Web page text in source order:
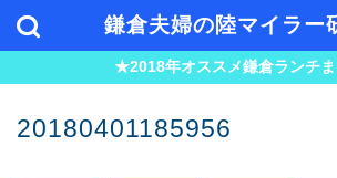
鎌倉夫婦の陸マイラー
★2018年オススメ鎌倉ランチ
20180401185956